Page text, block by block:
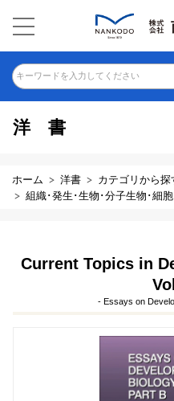
キーワードを入力してください
洋書
ホーム 洋書 カテゴリから探
組織･発生･生物･分子生物･細
Current Topics in
- Essays on